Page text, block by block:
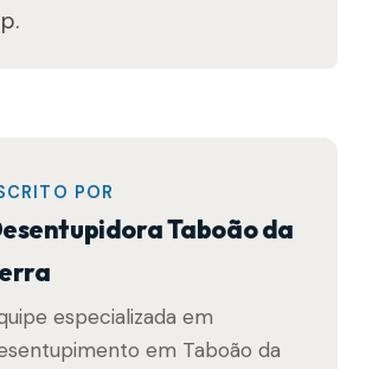
POR
Taboão da
especializada em
em Taboão da